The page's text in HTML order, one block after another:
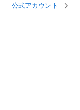
公式アカウント